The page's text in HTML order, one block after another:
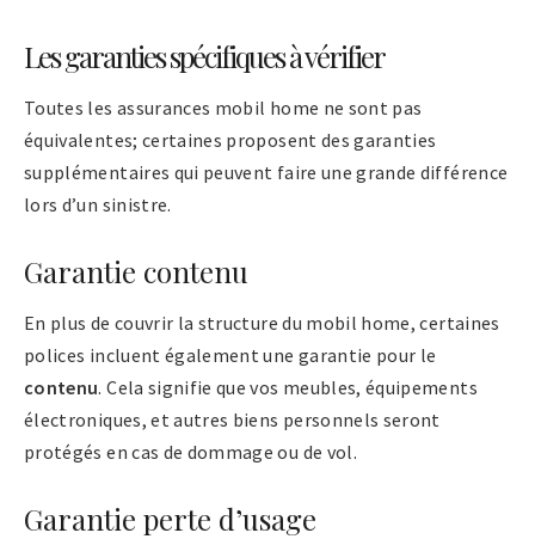
Les garanties spécifiques à vérifier
Toutes les assurances mobil home ne sont pas
équivalentes; certaines proposent des garanties
supplémentaires qui peuvent faire une grande différence
lors d’un sinistre.
Garantie contenu
En plus de couvrir la structure du mobil home, certaines
polices incluent également une garantie pour le
contenu. Cela signifie que vos meubles, équipements
électroniques, et autres biens personnels seront
protégés en cas de dommage ou de vol.
Garantie perte d’usage